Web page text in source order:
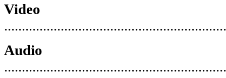
Video
Audio